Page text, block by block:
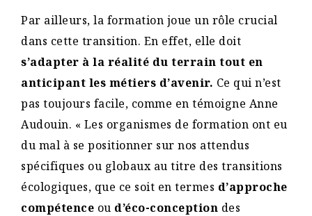
Par ailleurs, la formation joue un rôle crucial
dans cette transition. En effet, elle doit
s’adapter à la réalité du terrain tout en
anticipant les métiers d’avenir. Ce qui n’est
pas toujours facile, comme en témoigne Anne
Audouin. « Les organismes de formation ont eu
du mal à se positionner sur nos attendus
spécifiques ou globaux au titre des transitions
écologiques, que ce soit en termes d’approche
compétence ou d’éco-conception des